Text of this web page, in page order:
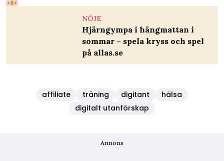
NÖJE
Hjärngympa i hängmattan i
sommar – spela kryss och spel
på allas.se
affiliate träning digitant
hälsa
digitalt utanförskap
Annons